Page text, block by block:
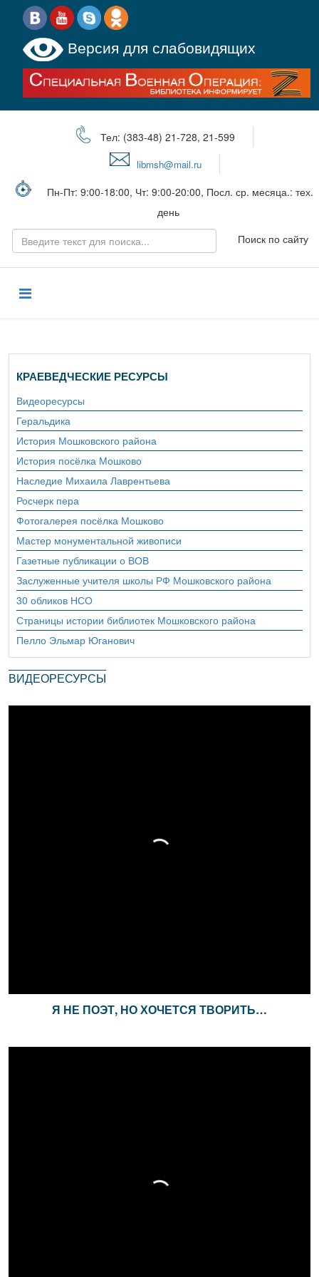
Версия для слабовидящих
Тел: (383-48) 21-728, 21-599
libmsh@mail.ru
Пн-Пт: 9:00-18:00, Чт: 9:00-20:00, Посл. ср. месяца.: тех.
день
Поиск по сайту
КРАЕВЕДЧЕСКИЕ РЕСУРСЫ
Видеоресурсы
Геральдика
История Мошковского района
История посёлка Мошково
Наследие Михаила Лаврентьева
Росчерк пера
Фотогалерея посёлка Мошково
Мастер монументальной живописи
Газетные публикации о ВОВ
Заслуженные учителя школы РФ Мошковского района
30 обликов НСО
Страницы истории библиотек Мошковского района
Пелло Эльмар Юганович
ВИДЕОРЕСУРСЫ
Я НЕ ПОЭТ, НО ХОЧЕТСЯ ТВОРИТЬ…